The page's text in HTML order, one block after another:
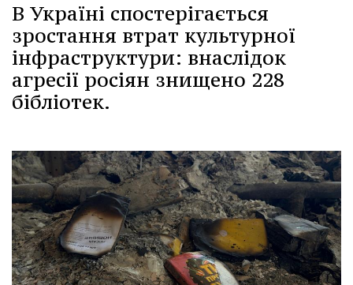
В Україні спостерігається
зростання втрат культурної
інфраструктури: внаслідок
агресії росіян знищено 228
бібліотек.